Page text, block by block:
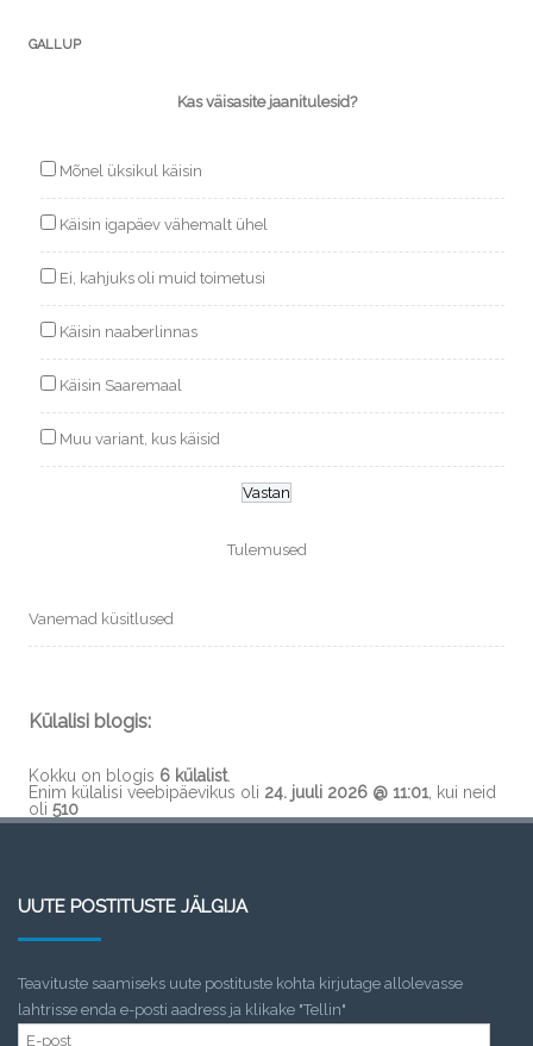
GALLUP
Kas väisasite jaanitulesid?
Mõnel üksikul käisin
Käisin igapäev vähemalt ühel
Ei, kahjuks oli muid toimetusi
Käisin naaberlinnas
Käisin Saaremaal
Muu variant, kus käisid
Tulemused
Vanemad küsitlused
Külalisi blogis:
Kokku on blogis 6 külalist.
Enim külalisi veebipäevikus oli 24. juuli 2026 @ 11:01, kui neid
oli 510
UUTE POSTITUSTE JÄLGIJA
Teavituste saamiseks uute postituste kohta kirjutage allolevasse
lahtrisse enda e-posti aadress ja klikake "Tellin"
E-